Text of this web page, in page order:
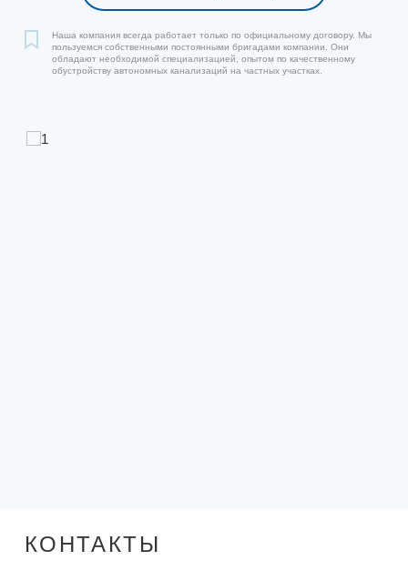
Наша компания всегда работает только по официальному договору. Мы
пользуемся собственными постоянными бригадами компании. Они
обладают необходимой специализацией, опытом по качественному
обустройству автономных канализаций на частных участках.
КОНТАКТЫ